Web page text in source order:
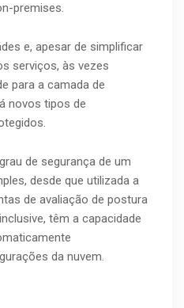
premises.
e, apesar de simplificar
serviços, às vezes
para a camada de
novos tipos de
de segurança de um
desde que utilizada a
de avaliação de postura
têm a capacidade
da nuvem.